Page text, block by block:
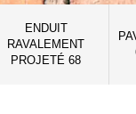
ENDUIT
RAVALEMENT
PROJETÉ 68